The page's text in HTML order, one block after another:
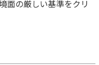
面の厳しい基準をクリ